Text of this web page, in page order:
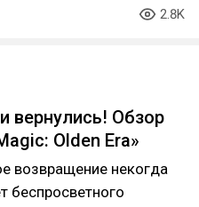
2.8K
вернулись! Обзор
Olden Era»
возвращение некогда
беспросветного